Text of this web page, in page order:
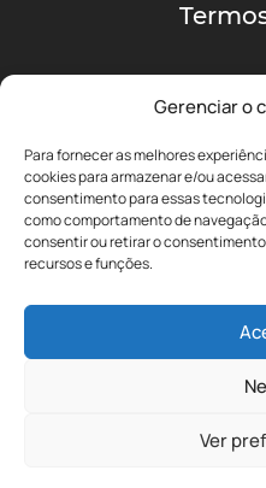
Gerenciar o
Para fornecer as melhores
cookies para armazenar e/ou
consentimento para essas
como comportamento de
consentir ou retirar o
recursos e funções.
Ver
A MAIOR
DE RUSH